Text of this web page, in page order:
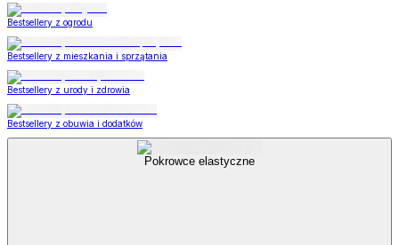
Bestsellery z ogrodu
Bestsellery z mieszkania i sprzątania
Bestsellery z urody i zdrowia
Bestsellery z obuwia i dodatków
Pokrowce elastyczne